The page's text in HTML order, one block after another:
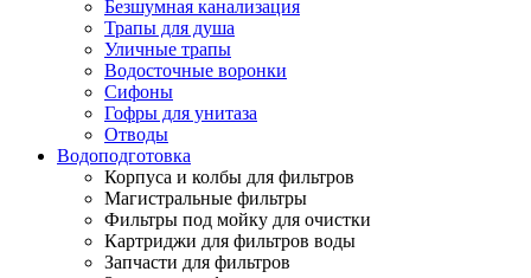
Безшумная канализация
Трапы для душа
Уличные трапы
Водосточные воронки
Сифоны
Гофры для унитаза
Отводы
Водоподготовка
Корпуса и колбы для фильтров
Магистральные фильтры
Фильтры под мойку для очистки
Картриджи для фильтров воды
Запчасти для фильтров